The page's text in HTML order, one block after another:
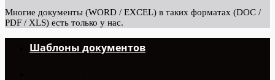
Многие документы (WORD / EXCEL) в таких форматах (DOC /
PDF / XLS) есть только у нас.
Шаблоны документов